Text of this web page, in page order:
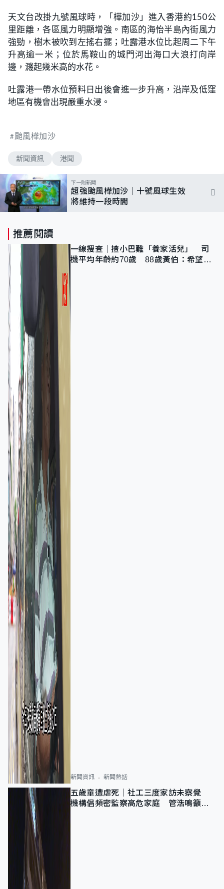
天文台改掛九號風球時，「樺加沙」進入香港約150公
里距離，各區風力明顯增強。南區的海怡半島內街風力
強勁，樹木被吹到左搖右擺；吐露港水位比起周二下午
升高逾一米；位於馬鞍山的城門河出海口大浪打向岸
邊，濺起幾米高的水花。
吐露港一帶水位預料日出後會進一步升高，沿岸及低窪
地區有機會出現嚴重水浸。
颱風樺加沙
新聞資訊 港聞
下一則新聞
超強颱風樺加沙｜十號風球生效
將維持一段時間
推薦閱讀
一線搜查｜揸小巴難「養家活兒」 司
機平均年齡約70歲 88歲黃伯：希望一
新聞資訊 新聞熱話
五歲童遭虐死｜社工三度家訪未察覺
機構倡頻密監察高危家庭 管浩鳴籲加